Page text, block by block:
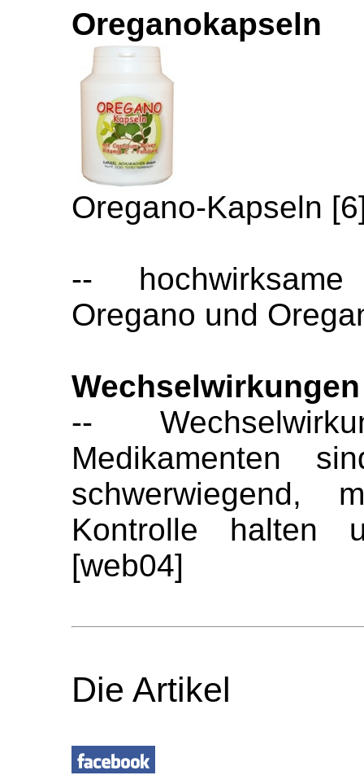
Oreganokapseln
Oregano-Kapseln
--
Oregano und
Wechselwirkungen
--
Medikamenten
schwerwiegend,
Kontrolle halten
[web04]
Die Artikel